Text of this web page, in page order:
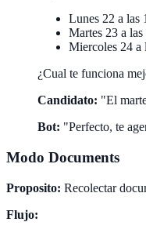
Lunes 22 a las
Martes 23 a
Miercoles 24 a
¿Cual te funciona
Candidato: "El
Bot: "Perfecto, te
Modo Documents
Proposito: Recolectar
Flujo: